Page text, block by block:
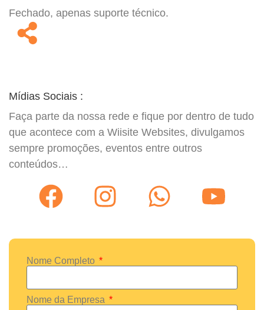
Fechado, apenas suporte técnico.
Mídias Sociais :
Faça parte da nossa rede e fique por dentro de tudo
que acontece com a Wiisite Websites, divulgamos
sempre promoções, eventos entre outros
conteúdos…
Nome Completo
Nome da Empresa